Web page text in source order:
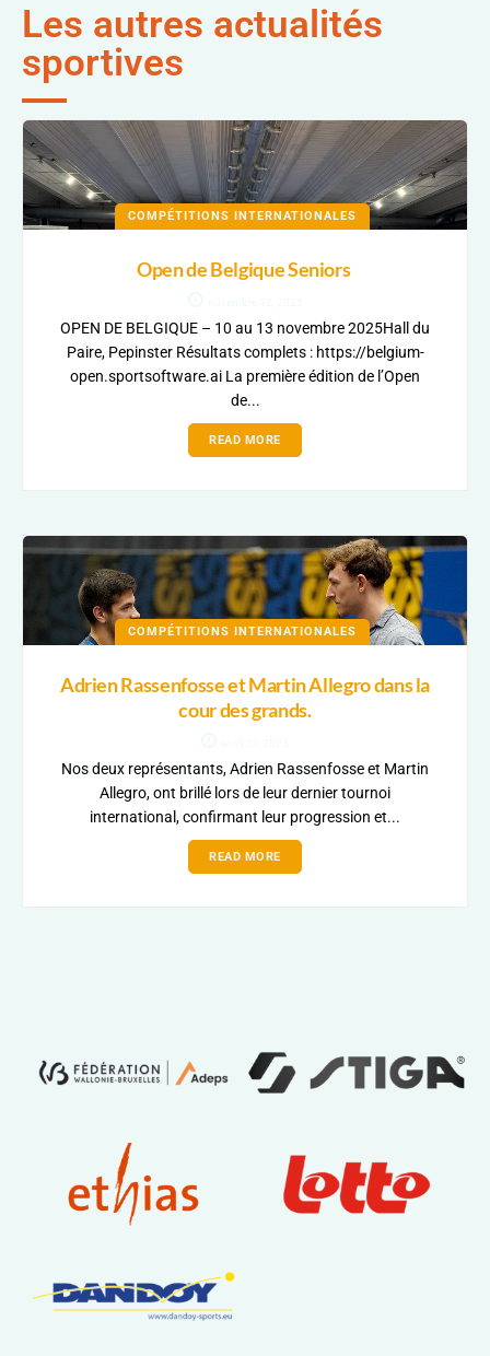
Les autres actualités
sportives
COMPÉTITIONS INTERNATIONALES
Open de Belgique Seniors
OPEN DE BELGIQUE – 10 au 13 novembre 2025Hall du
Paire, Pepinster Résultats complets : https://belgium-
open.sportsoftware.ai La première édition de l’Open
de...
READ MORE
COMPÉTITIONS INTERNATIONALES
Adrien Rassenfosse et Martin Allegro dans la
cour des grands.
Nos deux représentants, Adrien Rassenfosse et Martin
Allegro, ont brillé lors de leur dernier tournoi
international, confirmant leur progression et...
READ MORE